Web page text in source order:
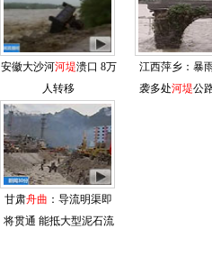
安徽大沙河河堤溃口 8万
人转移
江西萍乡：暴
袭多处河堤公
甘肃舟曲 ：导流明渠即
将贯通 能抵大型泥石流